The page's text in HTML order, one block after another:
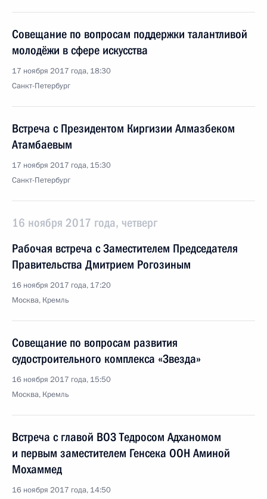
Совещание по вопросам поддержки талантливой
молодёжи в сфере искусства
17 ноября 2017 года, 18:30
Санкт-Петербург
Встреча с Президентом Киргизии Алмазбеком
Атамбаевым
17 ноября 2017 года, 15:30
Санкт-Петербург
16 ноября 2017 года, четверг
Рабочая встреча с Заместителем Председателя
Правительства Дмитрием Рогозиным
16 ноября 2017 года, 17:20
Москва, Кремль
Совещание по вопросам развития
судостроительного комплекса «Звезда»
16 ноября 2017 года, 15:50
Москва, Кремль
Встреча с главой ВОЗ Тедросом Адханомом
и первым заместителем Генсека ООН Аминой
Мохаммед
16 ноября 2017 года, 14:50